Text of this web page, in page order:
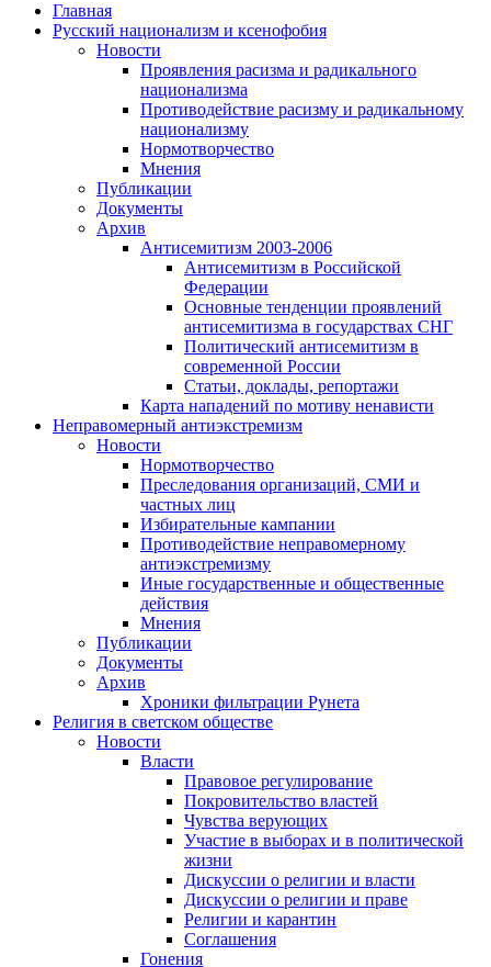
Главная
Русский национализм и ксенофобия
Новости
Проявления расизма и радикального
национализма
Противодействие расизму и радикальному
национализму
Нормотворчество
Мнения
Публикации
Документы
Архив
Антисемитизм 2003-2006
Антисемитизм в Российской
Федерации
Основные тенденции проявлений
антисемитизма в государствах СНГ
Политический антисемитизм в
современной России
Статьи, доклады, репортажи
Карта нападений по мотиву ненависти
Неправомерный антиэкстремизм
Новости
Нормотворчество
Преследования организаций, СМИ и
частных лиц
Избирательные кампании
Противодействие неправомерному
антиэкстремизму
Иные государственные и общественные
действия
Мнения
Публикации
Документы
Архив
Хроники фильтрации Рунета
Религия в светском обществе
Новости
Власти
Правовое регулирование
Покровительство властей
Чувства верующих
Участие в выборах и в политической
жизни
Дискуссии о религии и власти
Дискуссии о религии и праве
Религии и карантин
Соглашения
Гонения